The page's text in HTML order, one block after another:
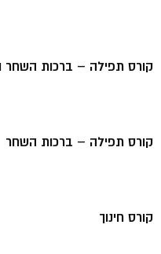
קורס תפילה – ברכות השחר
קורס תפילה – ברכות השחר
קורס חינוך